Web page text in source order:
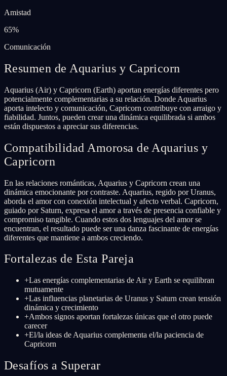
Amistad
65%
Comunicación
Resumen de Aquarius y Capricorn
Aquarius (Air) y Capricorn (Earth) aportan energías diferentes pero
potencialmente complementarias a su relación. Donde Aquarius
aporta intelecto y comunicación, Capricorn contribuye con arraigo y
fiabilidad. Juntos, pueden crear una dinámica equilibrada si ambos
están dispuestos a apreciar sus diferencias.
Compatibilidad Amorosa de Aquarius y
Capricorn
En las relaciones románticas, Aquarius y Capricorn crean una
dinámica emocionante por contraste. Aquarius, regido por Uranus,
aborda el amor con conexión intelectual y afecto verbal. Capricorn,
guiado por Saturn, expresa el amor a través de presencia confiable y
compromiso tangible. Cuando estos dos lenguajes del amor se
encuentran, el resultado puede ser una danza fascinante de energías
diferentes que mantiene a ambos creciendo.
Fortalezas de Esta Pareja
+Las energías complementarias de Air y Earth se equilibran
mutuamente
+Las influencias planetarias de Uranus y Saturn crean tensión
dinámica y crecimiento
+Ambos signos aportan fortalezas únicas que el otro puede
carecer
+El/la ideas de Aquarius complementa el/la paciencia de
Capricorn
Desafíos a Superar